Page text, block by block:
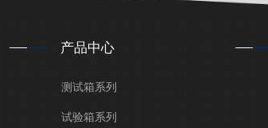
产品中心
测试箱系列
试验箱系列